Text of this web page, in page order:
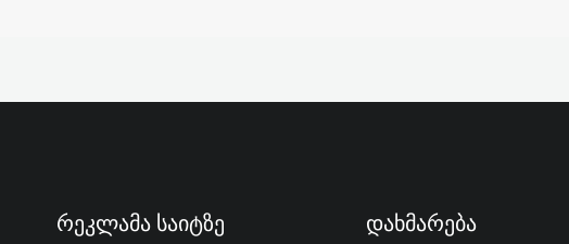
Რეკლამა Საიტზე Დახმარება